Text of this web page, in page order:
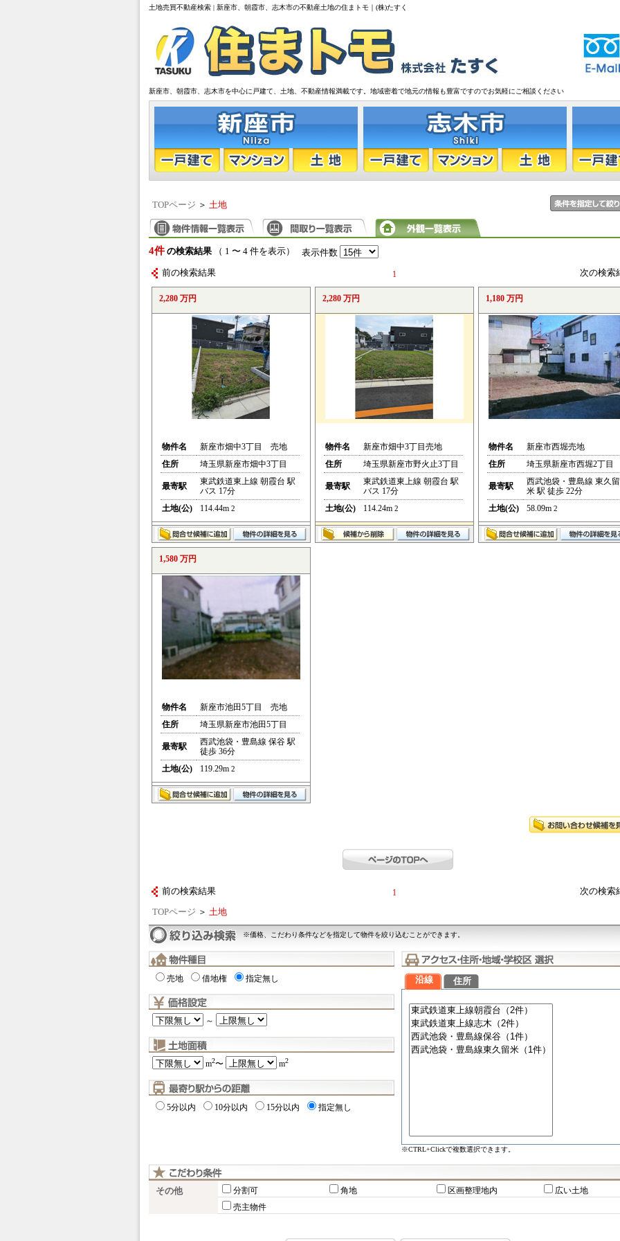
土地売買不動産検索 | 新座市、朝霞市、志木市の不動産土地の住まトモ｜(株)たすく
新座市、朝霞市、志木市を中心に戸建て、土地、不動産情報満載です。地域密着で地元の情報も豊富ですのでお気軽にご相談ください
TOPページ ＞ 土地
4件 の検索結果（ 1 〜 4 件を表示） 表示件数
前の検索結果 1 次の検
2,280 万円
物件名
新座市畑中3丁目 売地
住所
埼玉県新座市畑中3丁目
最寄駅
東武鉄道東上線 朝霞台 駅
バス 17分
土地(公)
114.44m 2
2,280 万円
物件名
新座市畑中3丁目売地
住所
埼玉県新座市野火止3丁目
最寄駅
東武鉄道東上線 朝霞台 駅
バス 17分
土地(公)
114.24m 2
1,180 万円
物件名
新座市西堀売地
住所
埼玉県新座市西堀2丁目
最寄駅
西武池袋・豊島線 東久留
米 駅 徒歩 22分
土地(公)
58.09m 2
1,580 万円
物件名
新座市池田5丁目 売地
住所
埼玉県新座市池田5丁目
最寄駅
西武池袋・豊島線 保谷 駅
徒歩 36分
土地(公)
119.29m 2
前の検索結果 1 次の検
TOPページ ＞ 土地
※価格、こだわり条件などを指定して物件を絞り込むことができます。
売地 借地権 指定無し
～
m2〜 m2
5分以内 10分以内 15分以内 指定無し
沿線 住所
※CTRL+Clickで複数選択できます。
その他 分割可 角地 区画整理地内
広い土地
売主物件